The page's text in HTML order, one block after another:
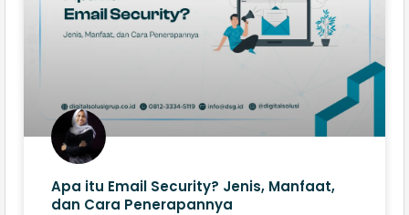
Apa itu Email Security? Jenis, Manfaat,
dan Cara Penerapannya